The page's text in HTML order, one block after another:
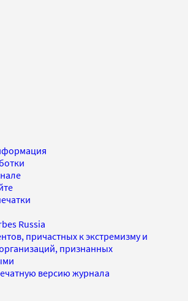
Russia
причастных к экстремизму и
признанных
версию журнала